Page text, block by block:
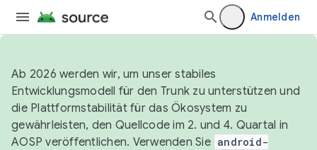
Anmelden
Ab 2026 werden wir, um unser stabiles
Entwicklungsmodell für den Trunk zu unterstützen und
die Plattformstabilität für das Ökosystem zu
gewährleisten, den Quellcode im 2. und 4. Quartal in
AOSP veröffentlichen. Verwenden Sie android-